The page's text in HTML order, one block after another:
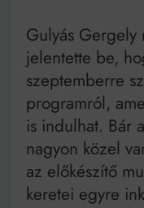
Gulyás Gergely
jelentette be,
szeptemberre
programról,
is indulhat. Bár
nagyon közel
az előkészítő
keretei egyre